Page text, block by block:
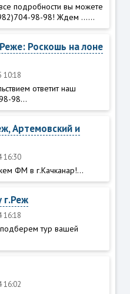
подробности вы можете
98-98! Ждем ......
Роскошь на лоне
10:18
ответит наш
98...
Артемовский и
16:30
ФМ в г.Качканар!...
г.Реж
16:18
подберем тур вашей
16:02